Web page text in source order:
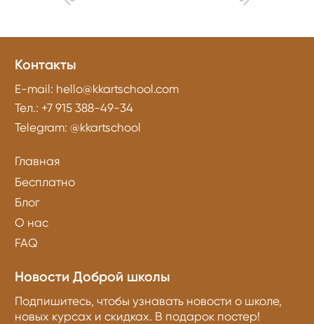
Контакты
E-mail: hello@kkartschool.com
Тел.: +7 915 388-49-34
Telegram:@kkartschool
Главная
Бесплатно
Блог
О нас
FAQ
Новости Доброй школы
Подпишитесь, чтобы узнавать новости о школе,
новых курсах и скидках. В подарок постер!